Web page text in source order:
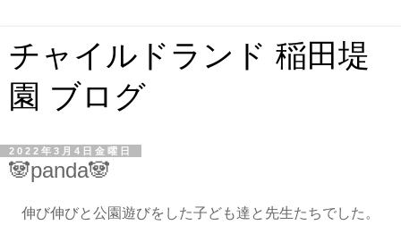
チャイルドランド 稲田堤
園 ブログ
2022年3月4日金曜日
🐼panda🐼
伸び伸びと公園遊びをした子ども達と先生たちでした。